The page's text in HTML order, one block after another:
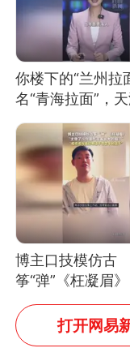
你楼下的“兰州拉
名“青海拉面”，
面馆已集体更换
博主口技模仿古
筝“弹”《枉凝眉
像了～你是吃古
吗？”“或将成为
不带古筝的选手。
打开网易